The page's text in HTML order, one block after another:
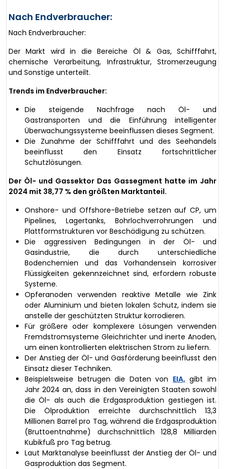
Nach Endverbraucher:
Nach Endverbraucher:
Der Markt wird in die Bereiche Öl & Gas, Schifffahrt,
chemische Verarbeitung, Infrastruktur, Stromerzeugung
und Sonstige unterteilt.
Trends im Endverbraucher:
Die steigende Nachfrage nach Öl- und
Gastransporten und die Einführung intelligenter
Überwachungssysteme beeinflussen dieses Segment.
Die Zunahme der Schifffahrt und des Seehandels
beeinflusst den Einsatz fortschrittlicher
Schutzlösungen.
Der Öl- und Gassektor Das Gassegment hatte im Jahr
2024 mit 38,77 % den größten Marktanteil.
Onshore- und Offshore-Betriebe setzen auf CP, um
Pipelines, Lagertanks, Bohrlochverrohrungen und
Plattformstrukturen vor Beschädigung zu schützen.
Die aggressiven Bedingungen in der Öl- und
Gasindustrie, die durch unterschiedliche
Bodenchemien und das Vorhandensein korrosiver
Flüssigkeiten gekennzeichnet sind, erfordern robuste
Systeme.
Opferanoden verwenden reaktive Metalle wie Zink
oder Aluminium und bieten lokalen Schutz, indem sie
anstelle der geschützten Struktur korrodieren.
Für größere oder komplexere Lösungen verwenden
Fremdstromsysteme Gleichrichter und inerte Anoden,
um einen kontrollierten elektrischen Strom zu liefern.
Der Anstieg der Öl- und Gasförderung beeinflusst den
Einsatz dieser Techniken.
Beispielsweise betrugen die Daten von EIA, gibt im
Jahr 2024 an, dass in den Vereinigten Staaten sowohl
die Öl- als auch die Erdgasproduktion gestiegen ist.
Die Ölproduktion erreichte durchschnittlich 13,3
Millionen Barrel pro Tag, während die Erdgasproduktion
(Bruttoentnahme) durchschnittlich 128,8 Milliarden
Kubikfuß pro Tag betrug.
Laut Marktanalyse beeinflusst der Anstieg der Öl- und
Gasproduktion das Segment.